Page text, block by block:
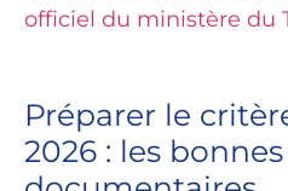
officiel du ministère du
Préparer le
2026 : les